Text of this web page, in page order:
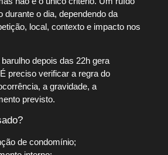
durante o dia, dependendo da
local, contexto e impacto nos
depois das 22h gera
preciso verificar a regra do
a gravidade, a
previsto.
de condomínio;